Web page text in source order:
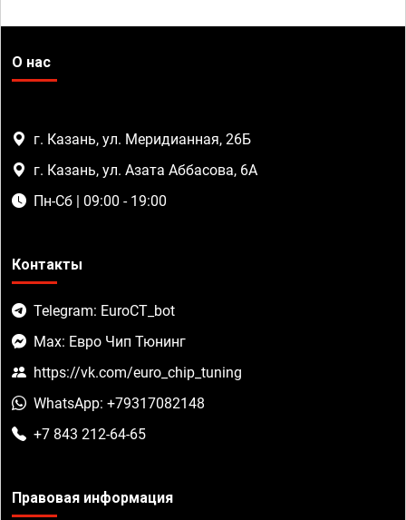
О нас
г. Казань, ул. Меридианная, 26Б
г. Казань, ул. Азата Аббасова, 6А
Пн-Сб | 09:00 - 19:00
Контакты
Telegram: EuroCT_bot
Max: Евро Чип Тюнинг
https://vk.com/euro_chip_tuning
WhatsApp: +79317082148
+7 843 212-64-65
Правовая информация